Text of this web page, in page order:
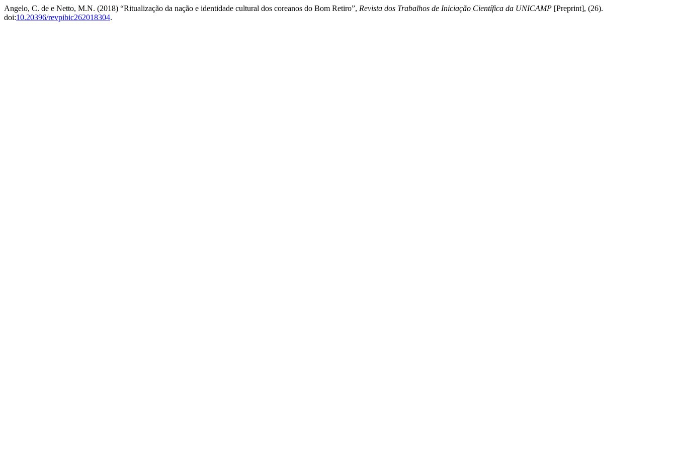
Angelo, C. de e Netto, M.N. (2018) “Ritualização da nação e identidade cultural dos coreanos do Bom Retiro”, Revista dos Trabalhos de Iniciação Científica da UNICAMP [Preprint], (26).
doi:10.20396/revpibic262018304.